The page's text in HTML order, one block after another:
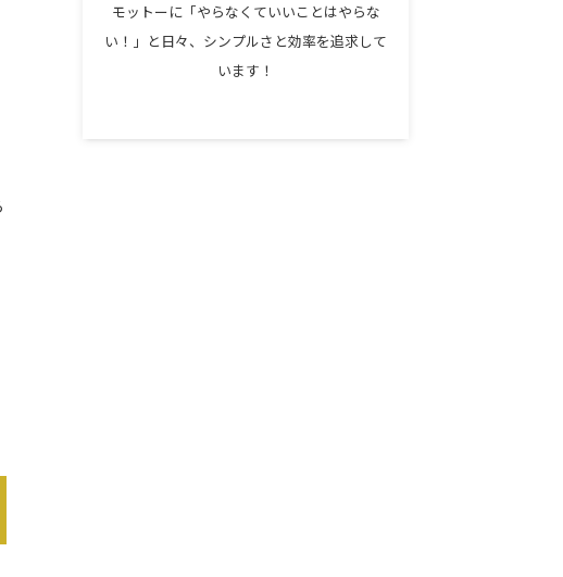
モットーに「やらなくていいことはやらな
い！」と日々、シンプルさと効率を追求して
います！